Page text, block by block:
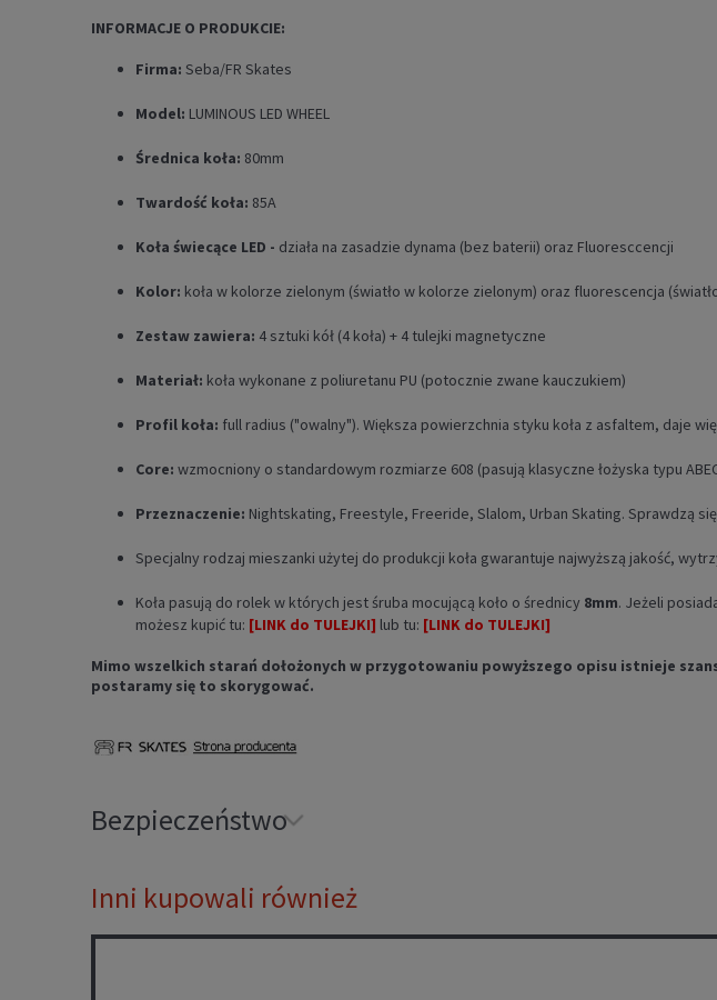
INFORMACJE O PRODUKCIE:
Firma: Seba/FR Skates
Model: LUMINOUS LED WHEEL
Średnica koła: 80mm
Twardość koła: 85A
Koła świecące LED - działa na zasadzie dynama (bez baterii) oraz Fluoresccencji
Kolor: koła w kolorze zielonym (światło w kolorze zielonym) oraz fluorescencja
Zestaw zawiera: 4 sztuki kół (4 koła) + 4 tulejki magnetyczne
Materiał: koła wykonane z poliuretanu PU (potocznie zwane kauczukiem)
Profil koła: full radius ("owalny"). Większa powierzchnia styku koła z asfaltem, daje
Core: wzmocniony o standardowym rozmiarze 608 (pasują klasyczne łożyska typu
Przeznaczenie: Nightskating, Freestyle, Freeride, Slalom, Urban Skating. Sprawdzą
Specjalny rodzaj mieszanki użytej do produkcji koła gwarantuje najwyższą jakość,
Koła pasują do rolek w których jest śruba mocującą koło o średnicy 8mm. Jeżeli
możesz kupić tu: [LINK do TULEJKI] lub tu: [LINK do TULEJKI]
Mimo wszelkich starań dołożonych w przygotowaniu powyższego opisu istnieje
postaramy się to skorygować.
Bezpieczeństwo
Inni kupowali również